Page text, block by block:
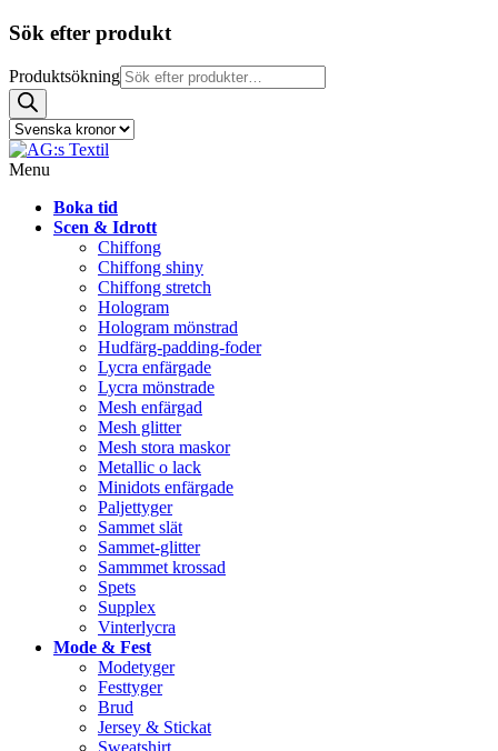
Sök efter produkt
Produktsökning
Menu
Boka tid
Scen & Idrott
Chiffong
Chiffong shiny
Chiffong stretch
Hologram
Hologram mönstrad
Hudfärg-padding-foder
Lycra enfärgade
Lycra mönstrade
Mesh enfärgad
Mesh glitter
Mesh stora maskor
Metallic o lack
Minidots enfärgade
Paljettyger
Sammet slät
Sammet-glitter
Sammmet krossad
Spets
Supplex
Vinterlycra
Mode & Fest
Modetyger
Festtyger
Brud
Jersey & Stickat